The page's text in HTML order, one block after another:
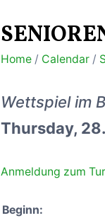
Home/ Calendar/
Wettspiel im
Thursday,
Anmeldung zum
Beginn: